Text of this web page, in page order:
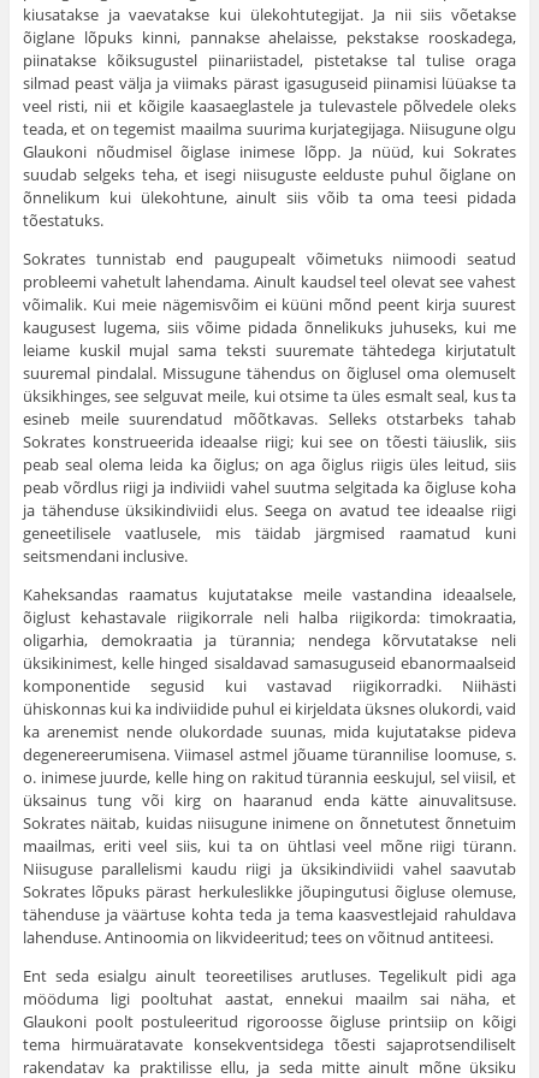
kiusatakse ja vaevatakse kui ülekohtutegijat. Ja nii siis võetakse
õiglane lõpuks kinni, pannakse ahelaisse, pekstakse rooskadega,
piinatakse kõiksugustel piinariistadel, pistetakse tal tulise oraga
silmad peast välja ja viimaks pärast igasuguseid piinamisi lüüakse ta
veel risti, nii et kõigile kaasaeglastele ja tule­vastele põlvedele oleks
teada, et on tegemist maailma suurima kurjategijaga. Niisugune olgu
Glaukoni nõudmisel õiglase inimese lõpp. Ja nüüd, kui Sokrates
suudab selgeks teha, et isegi niisuguste eelduste puhul õiglane on
õnnelikum kui ülekohtune, ainult siis võib ta oma teesi pidada
tõestatuks.
Sokrates tunnistab end paugupealt võimetuks niimoodi seatud
probleemi vahetult lahendama. Ainult kaudsel teel olevat see vahest
võimalik. Kui meie nägemisvõim ei küüni mõnd peent kirja suurest
kaugusest lugema, siis võime pidada õnnelikuks juhuseks, kui me
leiame kuskil mujal sama teksti suuremate tähtedega kirjutatult
suuremal pindalal. Missugune tähendus on õiglusel oma olemuselt
üksikhinges, see selguvat meile, kui otsime ta üles esmalt seal, kus ta
esineb meile suurendatud mõõtkavas. Selleks otstarbeks tahab
Sokrates konstru­eerida ideaalse riigi; kui see on tõesti täiuslik, siis
peab seal olema leida ka õig­lus; on aga õiglus riigis üles leitud, siis
peab võrdlus riigi ja indiviidi vahel suutma selgitada ka õigluse koha
ja tähenduse üksikindiviidi elus. Seega on ava­tud tee ideaalse riigi
geneetilisele vaatlusele, mis täidab järgmised raamatud kuni
seitsmendani inclusive.
Kaheksandas raamatus kujutatakse meile vastandina ideaalsele,
õiglust kehastavale riigikorrale neli halba riigikorda: timokraatia,
oligarhia, demokraa­tia ja türannia; nendega kõrvutatakse neli
üksikinimest, kelle hinged sisaldavad samasuguseid ebanormaalseid
komponentide segusid kui vastavad riigikorradki. Niihästi
ühiskonnas kui ka indiviidide puhul ei kirjeldata üksnes olukordi, vaid
ka arenemist nende olukordade suunas, mida kujutatakse pideva
degenereeru­misena. Viimasel astmel jõuame türannilise loomuse, s.
o. inimese juurde, kelle hing on rakitud türannia eeskujul, sel viisil, et
üksainus tung või kirg on haa­ranud enda kätte ainuvalitsuse.
Sokrates näitab, kuidas niisugune inimene on õnnetutest õnnetuim
maailmas, eriti veel siis, kui ta on ühtlasi veel mõne riigi türann.
Niisuguse parallelismi kaudu riigi ja üksikindiviidi vahel saavutab
Sokrates lõpuks pärast herkuleslikke jõupingutusi õigluse olemuse,
tähenduse ja väärtuse kohta teda ja tema kaasvestlejaid rahuldava
lahenduse. Antinoomia on likvideeritud; tees on võitnud antiteesi.
Ent seda esialgu ainult teoreetilises arutluses. Tegelikult pidi aga
mööduma ligi pooltuhat aastat, ennekui maailm sai näha, et
Glaukoni poolt postuleeritud rigoroosse õigluse printsiip on kõigi
tema hirmuäratavate konsekventsidega tõesti sajaprotsendiliselt
rakendatav ka praktilisse ellu, ja seda mitte ainult mõne üksiku